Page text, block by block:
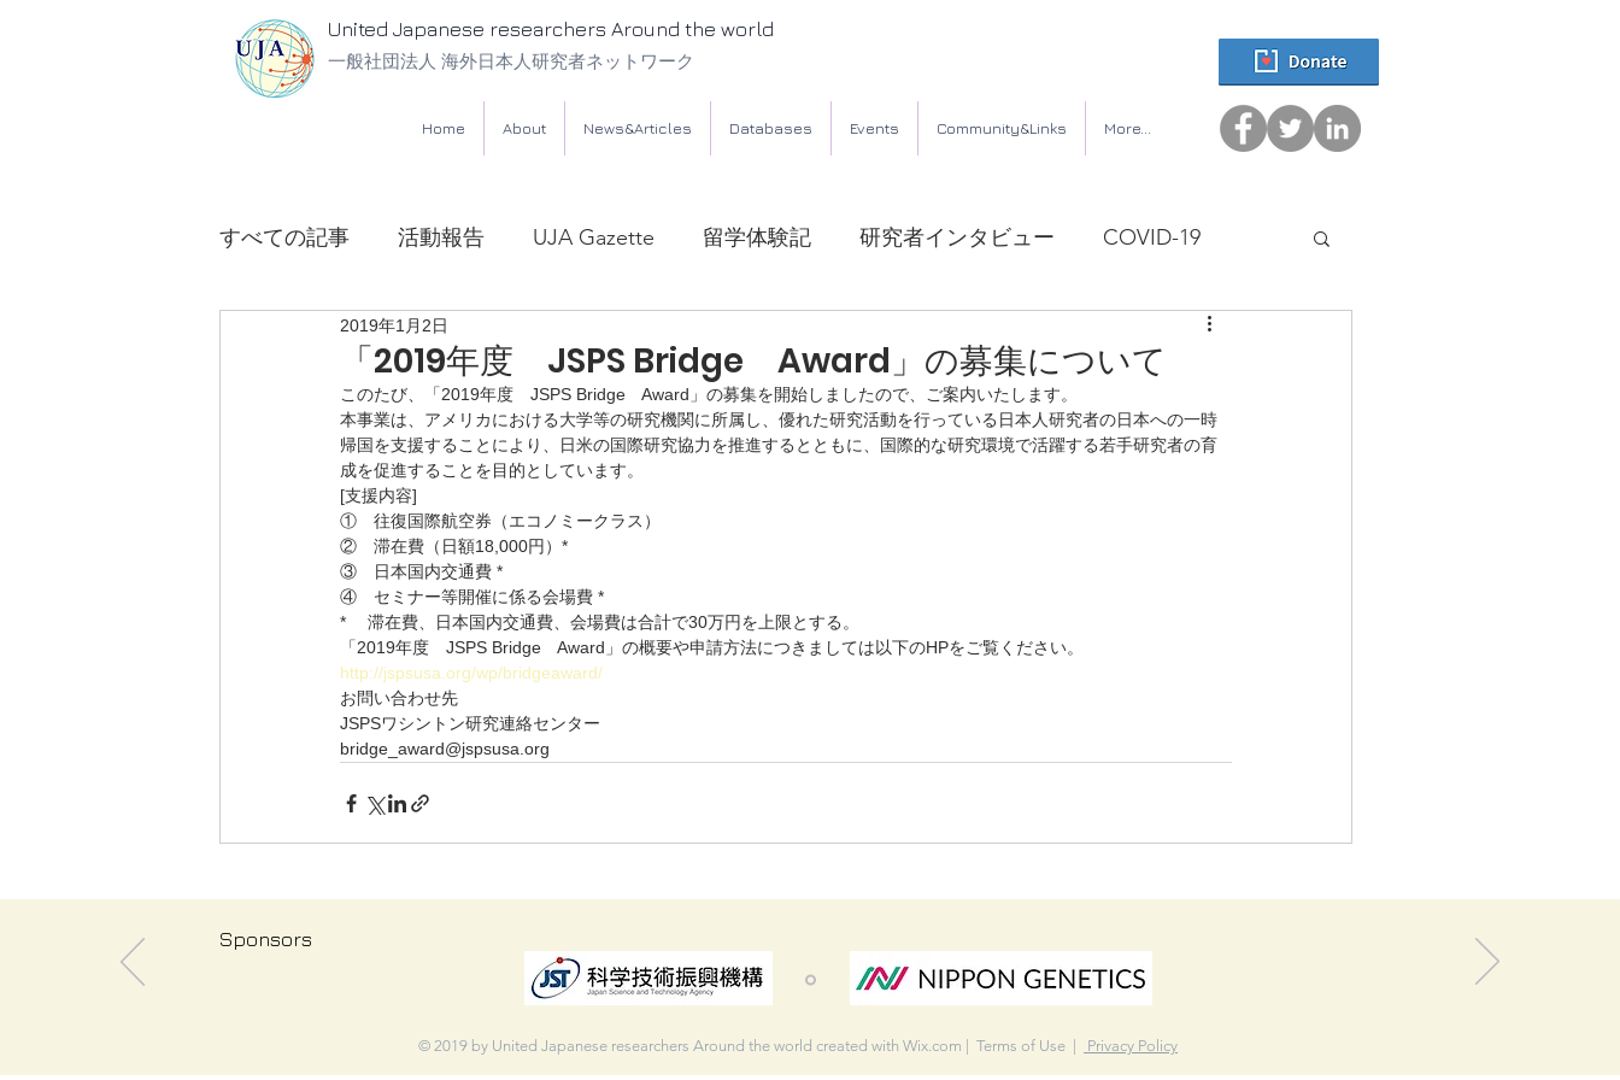
United Japanese researchers Around the world
一般社団法人 海外日本人研究者ネットワーク
Home About News&Articles Databases Events Community&Links More...
すべての記事 活動報告 UJA Gazette 留学体験記 研究者インタビュー COVID-19
UJA法律相談所
「2019年度 JSPS Bridge Award」の募集について
2019年1月2日
このたび、「2019年度　JSPS Bridge　Award」の募集を開始しましたので、ご案内いたします。
本事業は、アメリカにおける大学等の研究機関に所属し、優れた研究活動を行っている日本人研究者の日本への一時
帰国を支援することにより、日米の国際研究協力を推進するとともに、国際的な研究環境で活躍する若手研究者の育
成を促進することを目的としています。
[支援内容]
①　往復国際航空券（エコノミークラス）
②　滞在費（日額18,000円）*
③　日本国内交通費 *
④　セミナー等開催に係る会場費 *
* 　滞在費、日本国内交通費、会場費は合計で30万円を上限とする。
「2019年度　JSPS Bridge　Award」の概要や申請方法につきましては以下のHPをご覧ください。
http://jspsusa.org/wp/bridgeaward/
お問い合わせ先
JSPSワシントン研究連絡センター
bridge_award@jspsusa.org
Sponsors
© 2019 by United Japanese researchers Around the world created with Wix.com Terms of Use Privacy Policy